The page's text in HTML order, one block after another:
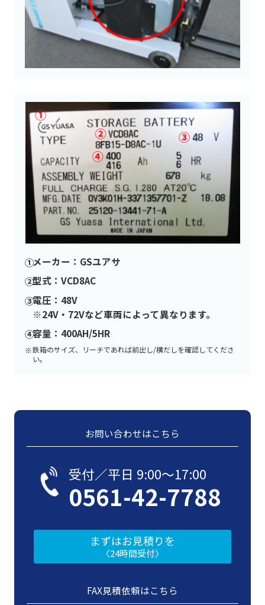
メーカー：GSユアサ
型式：VCD8AC
電圧：48V
※24V・72Vなど車両によって異なります。
容量：400AH/5HR
鉄箱のサイズ、リーチであれば前出し/横だしを確認してくださ
い。
お問い合わせはこちら
受付／平日 9:00〜17:00
0561-42-7788
まずはお見積りを
〈24時間受付〉
FAX見積依頼はこちら